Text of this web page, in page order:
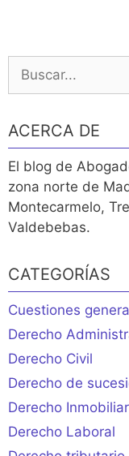
Buscar:
ACERCA DE
El blog de
zona norte de
Montecarmelo,
Valdebebas.
CATEGORÍAS
Cuestiones
Derecho
Derecho Civil
Derecho de
Derecho
Derecho Laboral